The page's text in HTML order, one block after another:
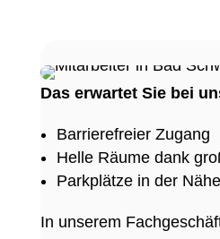
Das erwartet Sie bei
Barrierefreier Zugang
Helle Räume dank
Parkplätze in der Nähe
In unserem